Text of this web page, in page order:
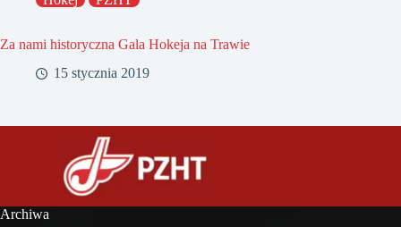
Za nami historyczna Gala Hokeja na Trawie
15 stycznia 2019
Archiwa